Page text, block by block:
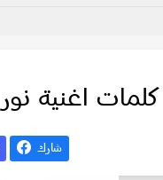
كلمات اغنية
شارك